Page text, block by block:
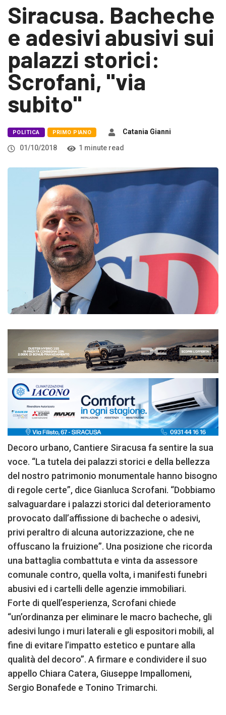
Siracusa. Bacheche
e adesivi abusivi sui
palazzi storici:
Scrofani, "via
subito"
POLITICA PRIMO PIANO
Catania Gianni
01/10/2018
1 minute read
Decoro urbano, Cantiere Siracusa fa sentire la sua
voce. “La tutela dei palazzi storici e della bellezza
del nostro patrimonio monumentale hanno bisogno
di regole certe”, dice Gianluca Scrofani. “Dobbiamo
salvaguardare i palazzi storici dal deterioramento
provocato dall’affissione di bacheche o adesivi,
privi peraltro di alcuna autorizzazione, che ne
offuscano la fruizione”. Una posizione che ricorda
una battaglia combattuta e vinta da assessore
comunale contro, quella volta, i manifesti funebri
abusivi ed i cartelli delle agenzie immobiliari.
Forte di quell’esperienza, Scrofani chiede
“un’ordinanza per eliminare le macro bacheche, gli
adesivi lungo i muri laterali e gli espositori mobili, al
fine di evitare l’impatto estetico e puntare alla
qualità del decoro”. A firmare e condividere il suo
appello Chiara Catera, Giuseppe Impallomeni,
Sergio Bonafede e Tonino Trimarchi.